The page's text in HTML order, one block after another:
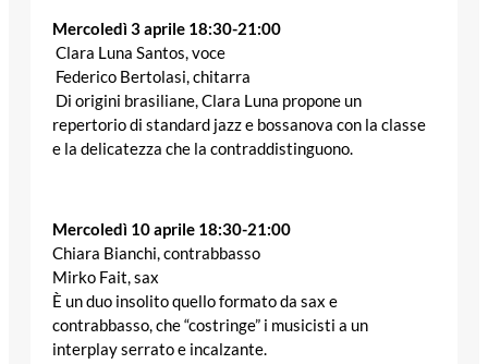
Mercoledì 3 aprile 18:30-21:00
Clara Luna Santos, voce
Federico Bertolasi, chitarra
Di origini brasiliane, Clara Luna propone un
repertorio di standard jazz e bossanova con la classe
e la delicatezza che la contraddistinguono.
Mercoledì 10 aprile 18:30-21:00
Chiara Bianchi, contrabbasso
Mirko Fait, sax
È un duo insolito quello formato da sax e
contrabbasso, che “costringe” i musicisti a un
interplay serrato e incalzante.